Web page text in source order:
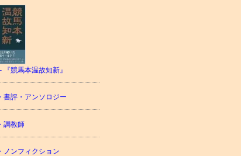
『競馬本温故知新』
書評・アンソロジー
調教師
ノンフィクション